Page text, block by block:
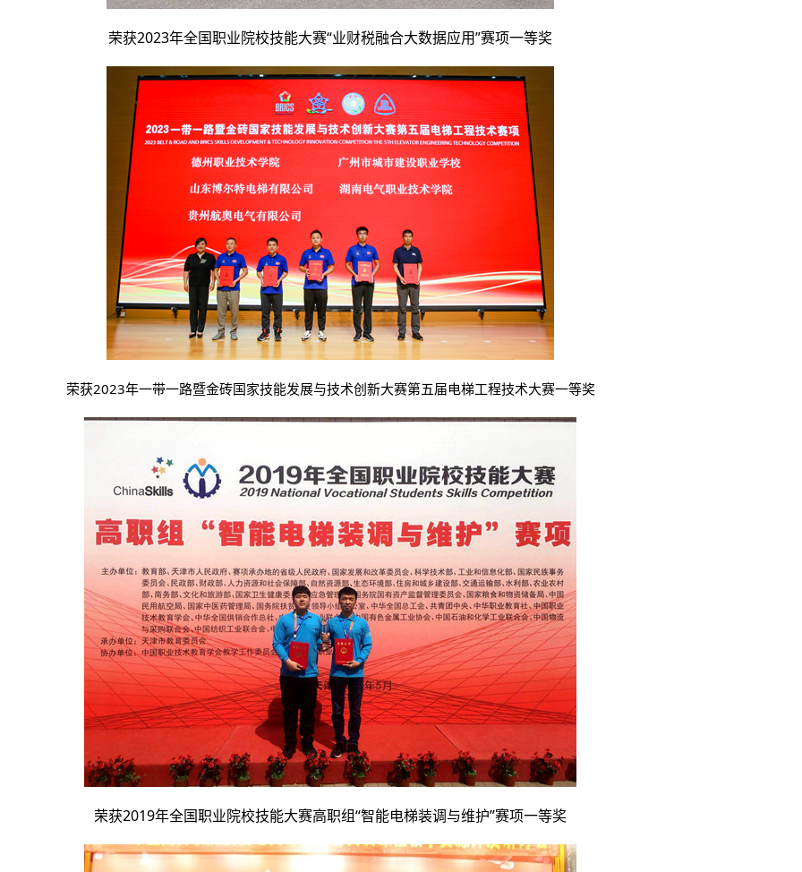
荣获2023年全国职业院校技能大赛“业财税融合大数据应用”赛项一等奖
荣获2023年一带一路暨金砖国家技能发展与技术创新大赛第五届电梯工程技术大赛一等奖
荣获2019年全国职业院校技能大赛高职组“智能电梯装调与维护”赛项一等奖